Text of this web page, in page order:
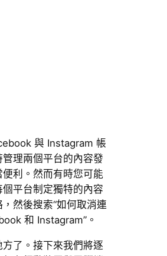
與 Instagram 帳
管理兩個平台的內容發
便利。然而有時您可能
個平台制定獨特的內容
然後搜索“如何取消連
和 Instagram”。
方了。接下來我們將逐